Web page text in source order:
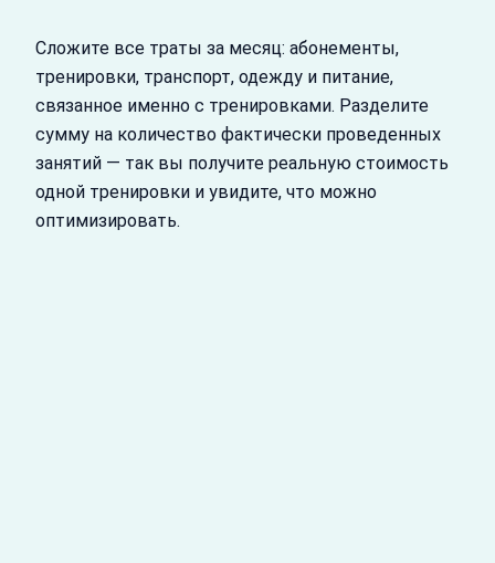
Сложите все траты за месяц: абонементы,
тренировки, транспорт, одежду и питание,
связанное именно с тренировками. Разделите
сумму на количество фактически проведенных
занятий — так вы получите реальную стоимость
одной тренировки и увидите, что можно
оптимизировать.